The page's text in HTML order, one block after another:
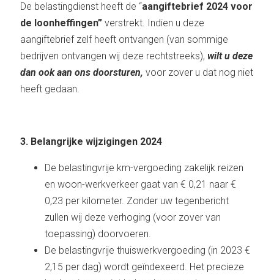
De belastingdienst heeft de “aangiftebrief 2024 voor
de loonheffingen” verstrekt. Indien u deze
aangiftebrief zelf heeft ontvangen (van sommige
bedrijven ontvangen wij deze rechtstreeks), wilt u deze
dan ook aan ons doorsturen, voor zover u dat nog niet
heeft gedaan.
3. Belangrijke wijzigingen 2024
De belastingvrije km-vergoeding zakelijk reizen
en woon-werkverkeer gaat van € 0,21 naar €
0,23 per kilometer. Zonder uw tegenbericht
zullen wij deze verhoging (voor zover van
toepassing) doorvoeren.
De belastingvrije thuiswerkvergoeding (in 2023 €
2,15 per dag) wordt geïndexeerd. Het precieze